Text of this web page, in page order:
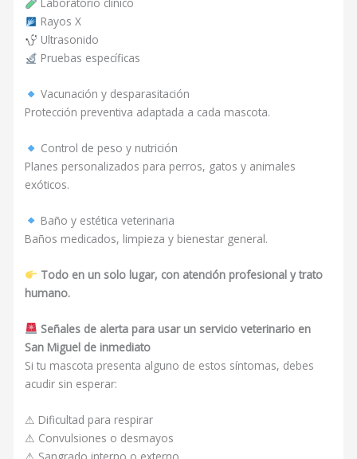
Laboratorio clínico
Rayos X
Ultrasonido
Pruebas específicas
Vacunación y desparasitación
Protección preventiva adaptada a cada mascota.
Control de peso y nutrición
Planes personalizados para perros, gatos y animales
exóticos.
Baño y estética veterinaria
Baños medicados, limpieza y bienestar general.
Todo en un solo lugar, con atención profesional y trato
humano.
Señales de alerta para usar un servicio veterinario en
San Miguel de inmediato
Si tu mascota presenta alguno de estos síntomas, debes
acudir sin esperar:
⚠ Dificultad para respirar
⚠ Convulsiones o desmayos
⚠ Sangrado interno o externo